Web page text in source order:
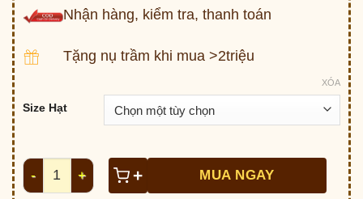
Nhận hàng, kiểm tra, thanh toán
Tặng nụ trầm khi mua >2triệu
Size Hạt
XÓA
Vòng trầm 108 hạt Inđô 6li - C202 số lượng
+ MUA NGAY